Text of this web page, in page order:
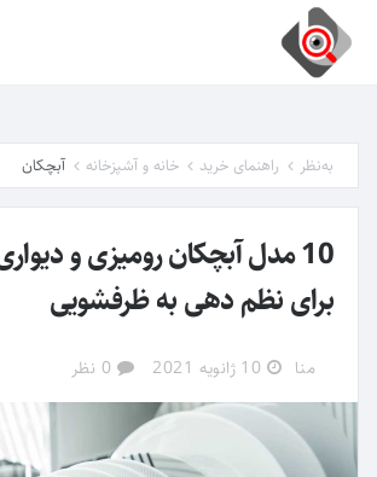
به‌نظر راهنمای خرید خانه و آشپزخانه آبچکان
10 مدل آبچکان رومیزی و
برای نظم دهی به ظرفشویی
منا 10 ژانویه 2021 0 نظر